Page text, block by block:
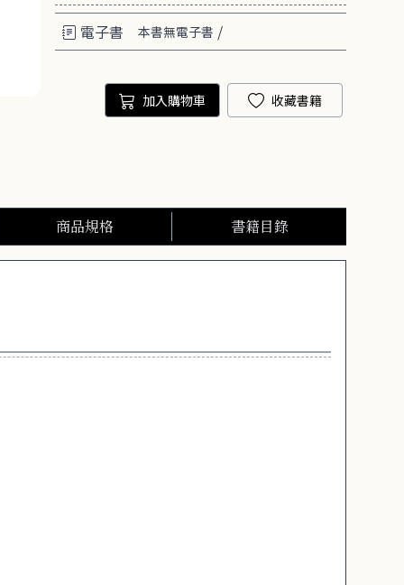
電子書
本書無電子書 /
加入購物車 收藏書籍
商品規格 書籍目錄